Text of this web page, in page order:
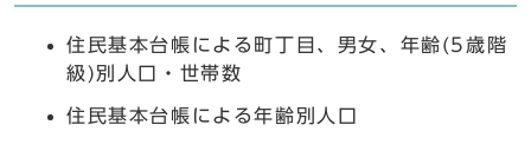
住民基本台帳による町丁目、男女、年齢(5歳階
級)別人口・世帯数
住民基本台帳による年齢別人口